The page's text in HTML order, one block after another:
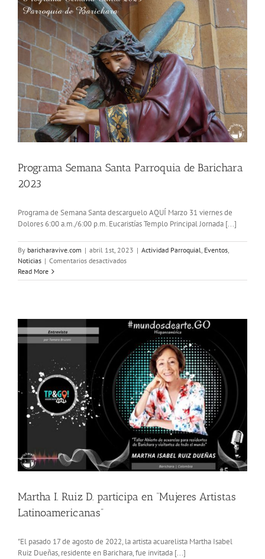
Santander
Programa Semana Santa Parroquia de Barichara
2023
Programa de Semana Santa descarguelo AQUÍ Marzo 31 viernes de
Dolores 6:00 a.m./6:00 p.m. Eucaristías Templo Principal Jornada [...]
By baricharavive.com | abril 1st, 2023 | Actividad Parroquial, Eventos,
Noticias | Comentarios desactivadosen
Semana
Barichara
Read More
Martha I. Ruiz D. participa en “Mujeres Artistas
Latinoamericanas”
"El pasado 17 de agosto de 2022, la artista acuarelista Martha Isabel
Ruiz Dueñas, residente en Barichara, fue invitada [...]